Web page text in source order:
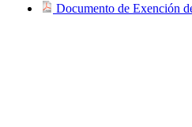
Documento de Exención